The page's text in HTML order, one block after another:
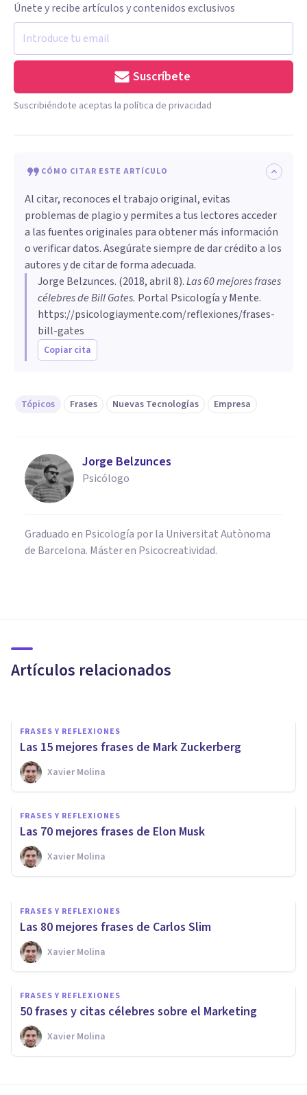
Únete y recibe artículos y contenidos exclusivos
Suscríbete
Suscribiéndote aceptas la política de privacidad
CÓMO CITAR ESTE ARTÍCULO
Al citar, reconoces el trabajo original, evitas
problemas de plagio y permites a tus lectores acceder
a las fuentes originales para obtener más información
o verificar datos. Asegúrate siempre de dar crédito a los
autores y de citar de forma adecuada.
Jorge Belzunces. (2018, abril 8).Las 60 mejores frases
célebres de Bill Gates. Portal Psicología y Mente.
https://psicologiaymente.com/reflexiones/frases-
bill-gates
Copiar cita
Tópicos Frases Nuevas Tecnologías Empresa
Jorge Belzunces
Psicólogo
Graduado en Psicología por la Universitat Autònoma
de Barcelona. Máster en Psicocreatividad.
Artículos relacionados
Bezos (fundador de Amazon)
FRASES Y REFLEXIONES
Las 15 mejores frases de Mark Zuckerberg
Xavier Molina
FRASES Y REFLEXIONES
Las 70 mejores frases de Elon Musk
Xavier Molina
FRASES Y REFLEXIONES
285 frases para fotos de
Instagram, Facebook y
Pinterest
Arturo Torres
FRASES Y REFLEXIONES
Las 80 mejores frases de Carlos Slim
Xavier Molina
FRASES Y REFLEXIONES
50 frases y citas célebres sobre el Marketing
Xavier Molina